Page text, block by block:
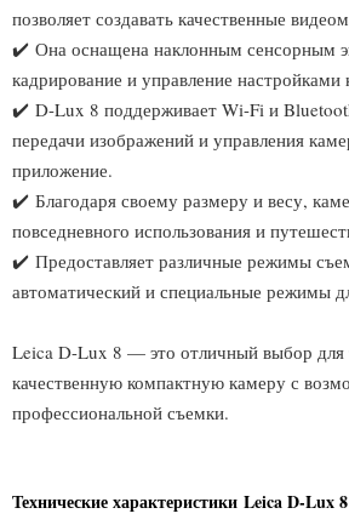
позволяет создавать качественные
✔️ Она оснащена наклонным сенсорным
кадрирование и управление настройками
✔️ D-Lux 8 поддерживает Wi-Fi и
передачи изображений и управления
приложение.
✔️ Благодаря своему размеру и весу,
повседневного использования и
✔️ Предоставляет различные режимы
автоматический и специальные режимы
Leica D-Lux 8 — это отличный выбор для
качественную компактную камеру с
профессиональной съемки.
Технические характеристики Leica D-Lux 8